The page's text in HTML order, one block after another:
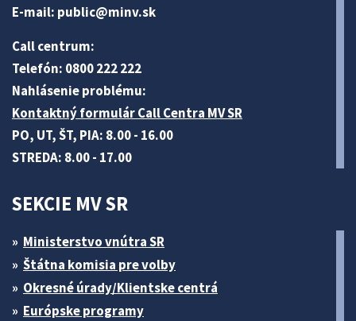
E-mail: public@minv.sk
Call centrum:
Telefón: 0800 222 222
Nahlásenie problému:
Kontaktný formulár Call Centra MV SR
PO, UT, ŠT, PIA: 8.00 - 16.00
STREDA: 8.00 - 17.00
SEKCIE MV SR
Ministerstvo vnútra SR
Štátna komisia pre volby
Okresné úrady/Klientske centrá
Európske programy